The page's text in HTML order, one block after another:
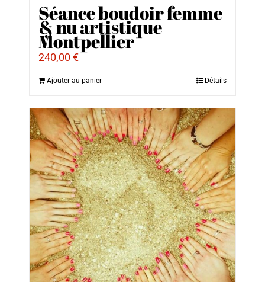
Séance boudoir femme
& nu artistique
Montpellier
240,00€
Ajouter au panier Détails